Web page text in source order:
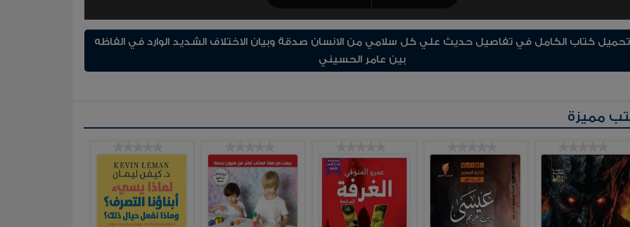
تحميل كتاب الكامل في تفاصيل حديث علي كل سلامي من الانسان صدقة وبيان الاختلاف الشديد الوارد في الفاظه
بين عامر الحسيني
مميزة